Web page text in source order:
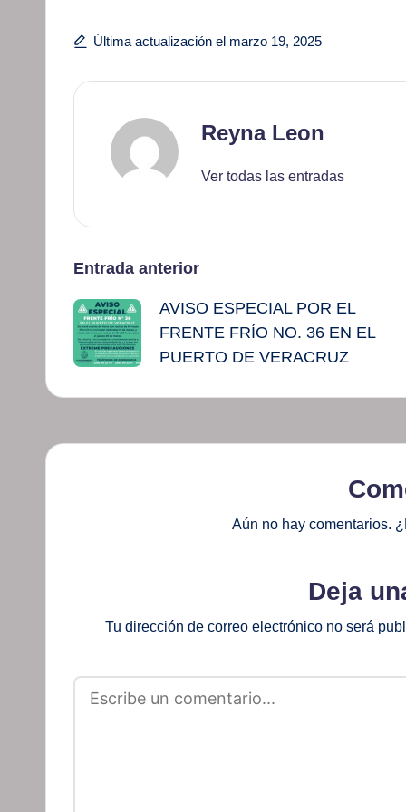
Última actualización el marzo 19, 2025
Reyna Leon
Ver todas las entradas
Navegación
de
entradas
Entrada anterior
AVISO ESPECIAL POR EL
FRENTE FRÍO NO. 36 EN EL
PUERTO DE VERACRUZ
Aún no hay comentarios.
Deja
Tu dirección de correo electrónico no será